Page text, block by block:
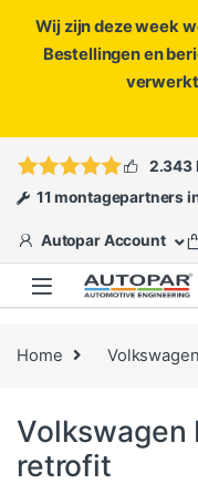
Wij zijn deze week
Bestellingen en
2.343
11 montagepartners
Autopar Account
Home Volkswagen
Volkswagen
retrofit